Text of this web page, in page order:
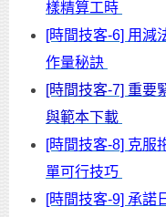
樣精算工時
[時間技客-6] 用減
作量秘訣
[時間技客-7] 重要
與範本下載
[時間技客-8] 克服
單可行技巧
[時間技客-9] 承諾